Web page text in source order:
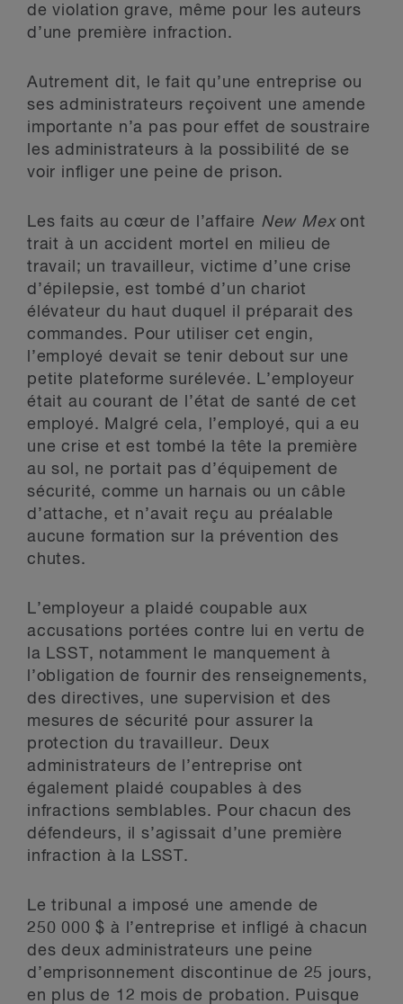
de violation grave, même pour les auteurs
d’une première infraction.
Autrement dit, le fait qu’une entreprise ou
ses administrateurs reçoivent une amende
importante n’a pas pour effet de soustraire
les administrateurs à la possibilité de se
voir infliger une peine de prison.
Les faits au cœur de l’affaire New Mexont
trait à un accident mortel en milieu de
travail; un travailleur, victime d’une crise
d’épilepsie, est tombé d’un chariot
élévateur du haut duquel il préparait des
commandes. Pour utiliser cet engin,
l’employé devait se tenir debout sur une
petite plateforme surélevée. L’employeur
était au courant de l’état de santé de cet
employé. Malgré cela, l’employé, qui a eu
une crise et est tombé la tête la première
au sol, ne portait pas d’équipement de
sécurité, comme un harnais ou un câble
d’attache, et n’avait reçu au préalable
aucune formation sur la prévention des
chutes.
L’employeur a plaidé coupable aux
accusations portées contre lui en vertu de
la LSST, notamment le manquement à
l’obligation de fournir des renseignements,
des directives, une supervision et des
mesures de sécurité pour assurer la
protection du travailleur. Deux
administrateurs de l’entreprise ont
également plaidé coupables à des
infractions semblables. Pour chacun des
défendeurs, il s’agissait d’une première
infraction à la LSST.
Le tribunal a imposé une amende de
250 000 $ à l’entreprise et infligé à chacun
des deux administrateurs une peine
d’emprisonnement discontinue de 25 jours,
en plus de 12 mois de probation. Puisque